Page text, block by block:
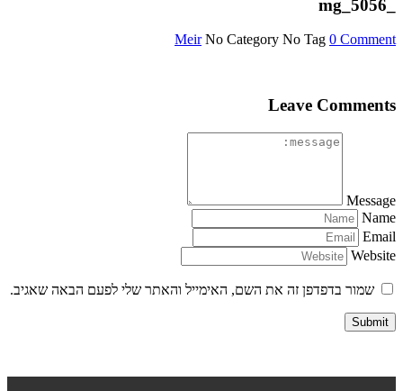
Meir No Category No Tag 0 Comment
Leave Comments
Message
Name
Email
Website
שמור בדפדפן זה את השם, האימייל והאתר שלי לפעם הבאה שאגיב.